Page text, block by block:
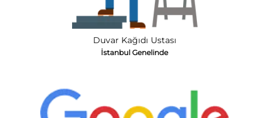
Duvar Kağıdı Ustası
İstanbul Genelinde